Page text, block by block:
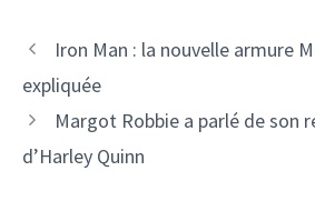
Iron Man : la nouvelle armure
expliquée
Margot Robbie a parlé de son
d’Harley Quinn